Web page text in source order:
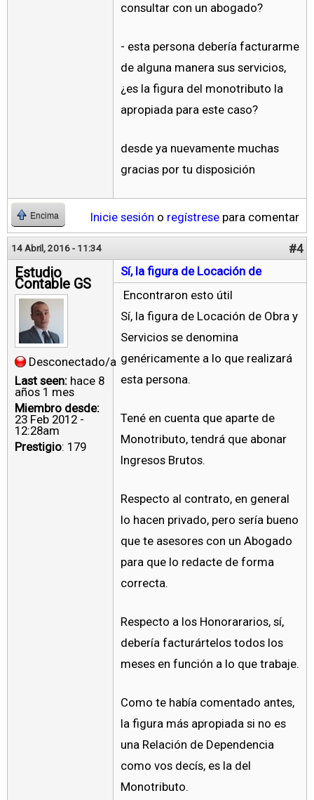
consultar con un abogado?
- esta persona debería facturarme
de alguna manera sus servicios,
¿es la figura del monotributo la
apropiada para este caso?
desde ya nuevamente muchas
gracias por tu disposición
Encima Inicie sesión o regístrese para comentar
14 Abril, 2016 - 11:34 #4
Estudio
Contable GS
Desconectado/a
Last seen: hace 8
años 1 mes
Miembro desde:
23 Feb 2012 -
12:28am
Prestigio: 179
Sí, la figura de Locación de
Encontraron esto útil
Sí, la figura de Locación de Obra y
Servicios se denomina
genéricamente a lo que realizará
esta persona.
Tené en cuenta que aparte de
Monotributo, tendrá que abonar
Ingresos Brutos.
Respecto al contrato, en general
lo hacen privado, pero sería bueno
que te asesores con un Abogado
para que lo redacte de forma
correcta.
Respecto a los Honorararios, sí,
debería facturártelos todos los
meses en función a lo que trabaje.
Como te había comentado antes,
la figura más apropiada si no es
una Relación de Dependencia
como vos decís, es la del
Monotributo.